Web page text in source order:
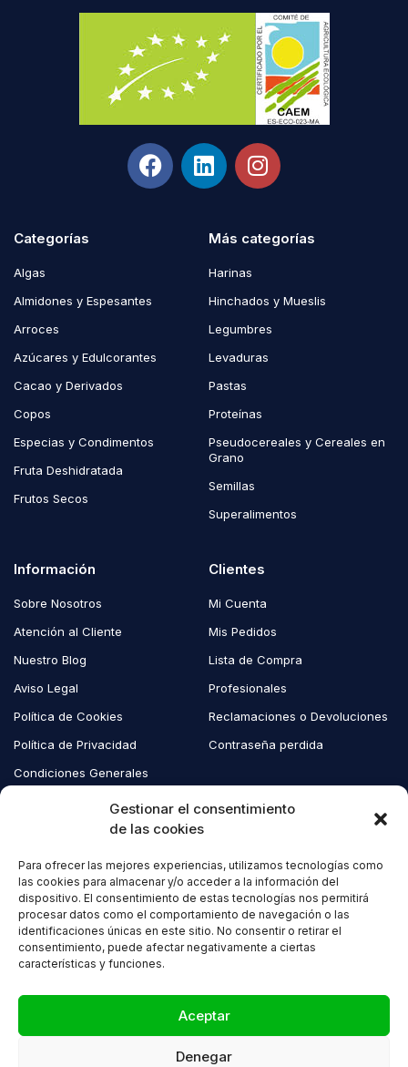
Gestionar el consentimiento
de las cookies
Para ofrecer las mejores experiencias, utilizamos tecnologías como
las cookies para almacenar y/o acceder a la información del
dispositivo. El consentimiento de estas tecnologías nos permitirá
procesar datos como el comportamiento de navegación o las
identificaciones únicas en este sitio. No consentir o retirar el
consentimiento, puede afectar negativamente a ciertas
características y funciones.
Aceptar
Denegar
Categorías
Algas
Almidones y Espesantes
Arroces
Azúcares y Edulcorantes
Cacao y Derivados
Copos
Especias y Condimentos
Fruta Deshidratada
Frutos Secos
Más categorías
Harinas
Hinchados y Mueslis
Legumbres
Levaduras
Pastas
Proteínas
Pseudocereales y Cereales en
Grano
Semillas
Superalimentos
Información
Sobre Nosotros
Atención al Cliente
Nuestro Blog
Aviso Legal
Política de Cookies
Política de Privacidad
Condiciones Generales
Clientes
Mi Cuenta
Mis Pedidos
Lista de Compra
Profesionales
Reclamaciones o Devoluciones
Contraseña perdida
Copyright © 2023 EcoAndes. Todos los derechos reservados.
Compare (0)